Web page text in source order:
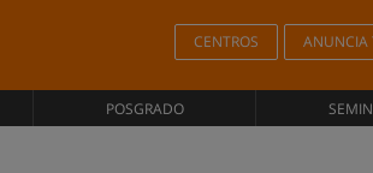
CENTROS ANUNCIA
POSGRADO